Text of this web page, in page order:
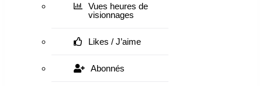
Vues heures de
visionnages
Likes / J’aime
Abonnés